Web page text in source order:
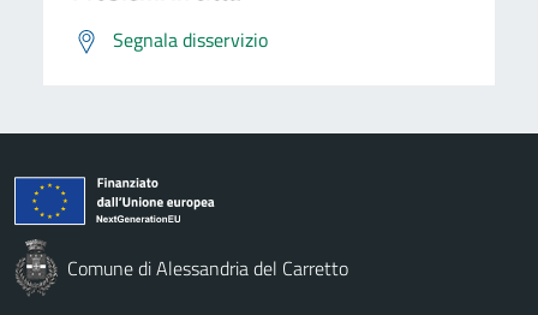
Segnala disservizio
Comune di Alessandria del Carretto